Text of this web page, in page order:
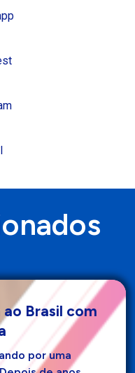
Brasil com
por uma